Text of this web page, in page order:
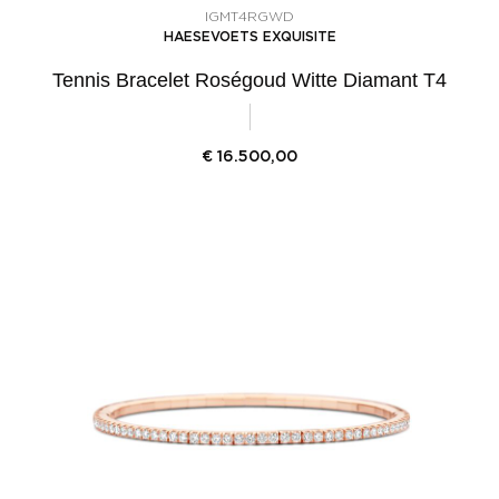
IGMT4RGWD
HAESEVOETS EXQUISITE
Tennis Bracelet Roségoud Witte Diamant T4
€ 16.500,00